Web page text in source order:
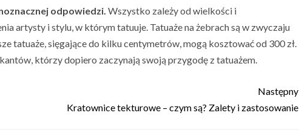
odpowiedzi. Wszystko zależy od wielkości i
artysty i stylu, w którym tatuuje. Tatuaże na żebrach są w zwyczaju
tatuaże, sięgające do kilku centymetrów, mogą kosztować od 300 zł.
którzy dopiero zaczynają swoją przygodę z tatuażem.
Następny
Kratownice tekturowe – czym są? Zalety i zastosowanie